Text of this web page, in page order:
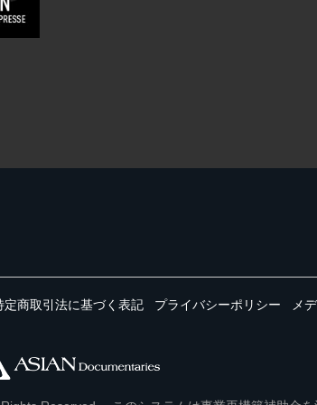
定商取引法に基づく表記 プライバシーポリシー メ